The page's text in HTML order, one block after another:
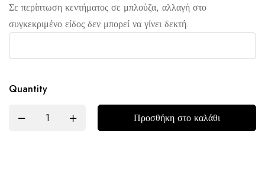
Σε περίπτωση κεντήματος σε μπλούζα, αλλαγή στο
συγκεκριμένο είδος δεν μπορεί να γίνει δεκτή.
Quantity
Προσθήκη στο καλάθι